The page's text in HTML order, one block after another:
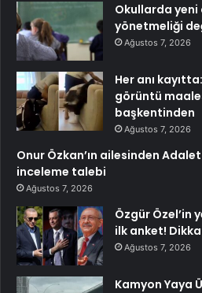
Okullarda yeni
yönetmeliği
Ağustos 7, 2026
Her anı
görüntü
başkentinden
Ağustos 7, 2026
Onur Özkan’ın ailesinden Adalet
inceleme talebi
Ağustos 7, 2026
Özgür Özel’in
ilk anket!
Ağustos 7, 2026
Kamyon Yaya